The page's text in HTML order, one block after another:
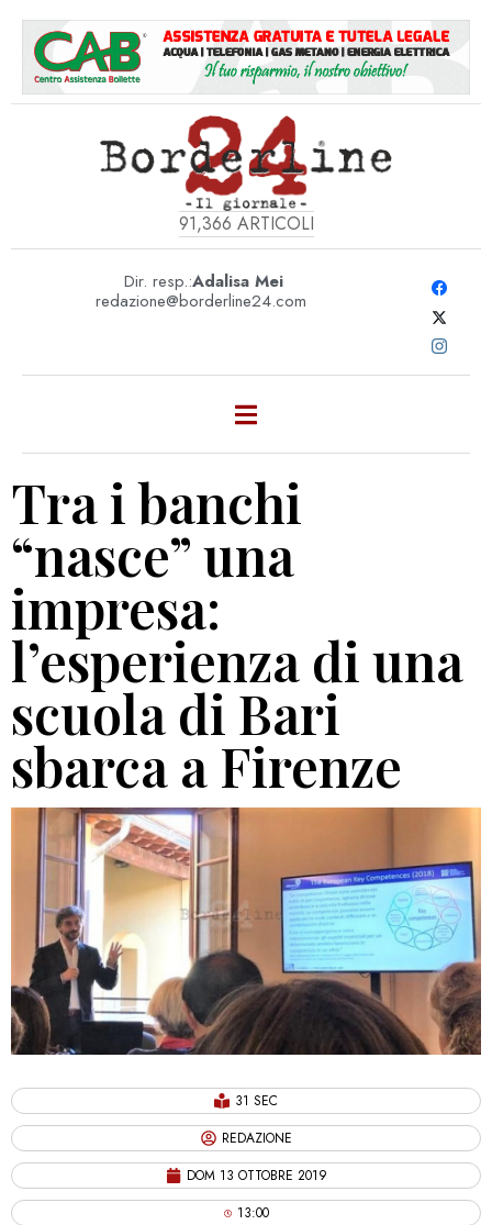
91,366 ARTICOLI
Dir. resp.:Adalisa Mei
redazione@borderline24.com
Tra i banchi
“nasce” una
impresa:
l’esperienza di una
scuola di Bari
sbarca a Firenze
31 SEC
REDAZIONE
DOM 13 OTTOBRE 2019
13:00